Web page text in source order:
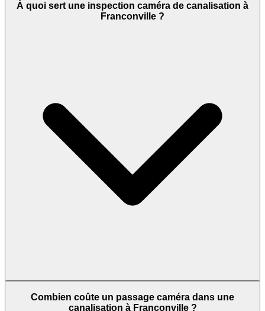
À quoi sert une inspection caméra de canalisation à
Franconville ?
Combien coûte un passage caméra dans une
canalisation à Franconville ?